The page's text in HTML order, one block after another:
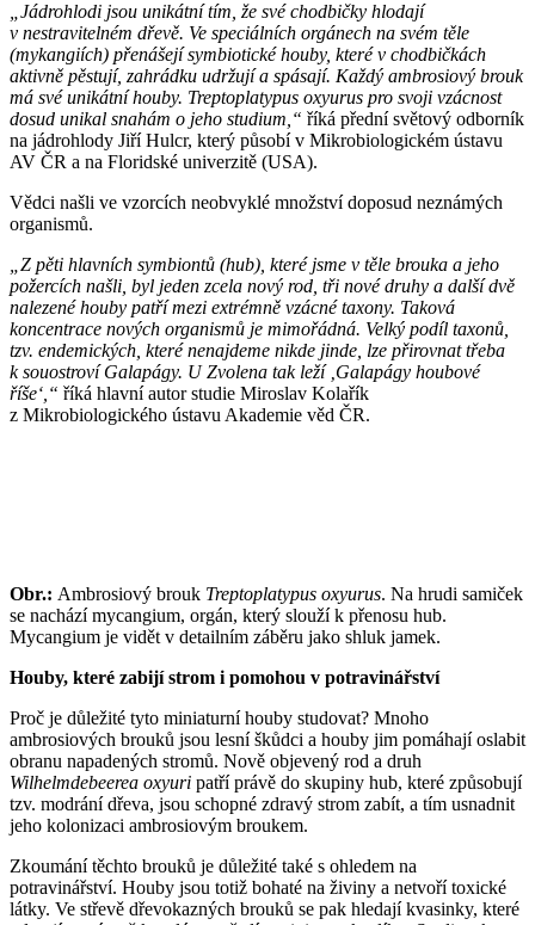
„Jádrohlodi jsou unikátní tím, že své chodbičky hlodají
v nestravitelném dřevě. Ve speciálních orgánech na svém těle
(mykangiích) přenášejí symbiotické houby, které v chodbičkách
aktivně pěstují, zahrádku udržují a spásají. Každý ambrosiový brouk
má své unikátní houby. Treptoplatypus oxyurus pro svoji vzácnost
dosud unikal snahám o jeho studium,“ říká přední světový odborník
na jádrohlody Jiří Hulcr, který působí v Mikrobiologickém ústavu
AV ČR a na Floridské univerzitě (USA).
Vědci našli ve vzorcích neobvyklé množství doposud neznámých
organismů.
„Z pěti hlavních symbiontů (hub), které jsme v těle brouka a jeho
požercích našli, byl jeden zcela nový rod, tři nové druhy a další dvě
nalezené houby patří mezi extrémně vzácné taxony. Taková
koncentrace nových organismů je mimořádná. Velký podíl taxonů,
tzv. endemických, které nenajdeme nikde jinde, lze přirovnat třeba
k souostroví Galapágy. U Zvolena tak leží ‚Galapágy houbové
říše‘,“ říká hlavní autor studie Miroslav Kolařík
z Mikrobiologického ústavu Akademie věd ČR.
Obr.: Ambrosiový brouk Treptoplatypus oxyurus. Na hrudi samiček
se nachází mycangium, orgán, který slouží k přenosu hub.
Mycangium je vidět v detailním záběru jako shluk jamek.
Houby, které zabijí strom i pomohou v potravinářství
Proč je důležité tyto miniaturní houby studovat? Mnoho
ambrosiových brouků jsou lesní škůdci a houby jim pomáhají oslabit
obranu napadených stromů. Nově objevený rod a druh
Wilhelmdebeerea oxyuri patří právě do skupiny hub, které způsobují
tzv. modrání dřeva, jsou schopné zdravý strom zabít, a tím usnadnit
jeho kolonizaci ambrosiovým broukem.
Zkoumání těchto brouků je důležité také s ohledem na
potravinářství. Houby jsou totiž bohaté na živiny a netvoří toxické
látky. Ve střevě dřevokazných brouků se pak hledají kvasinky, které